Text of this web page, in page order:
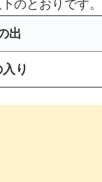
のとおりです。
出
入り